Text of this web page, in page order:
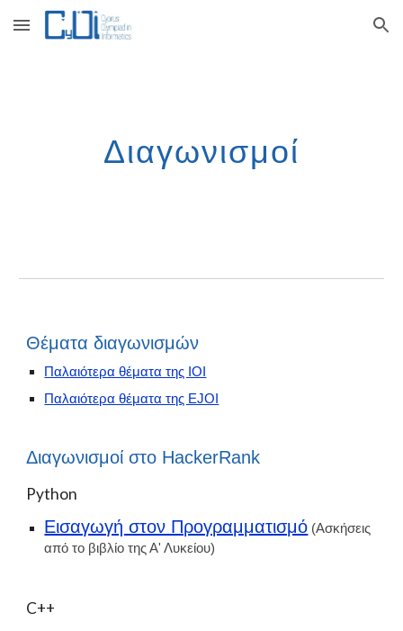
Skip to main content Skip to navigation
Διαγωνισμοί
Θέματα διαγωνισμών
Παλαιότερα θέματα της ΙΟΙ
Παλαιότερα θέματα της EJOI
Διαγωνισμοί στο HackerRank
Python
Εισαγωγή στον Προγραμματισμό (Ασκήσεις
από το βιβλίο της Α' Λυκείου)
C++